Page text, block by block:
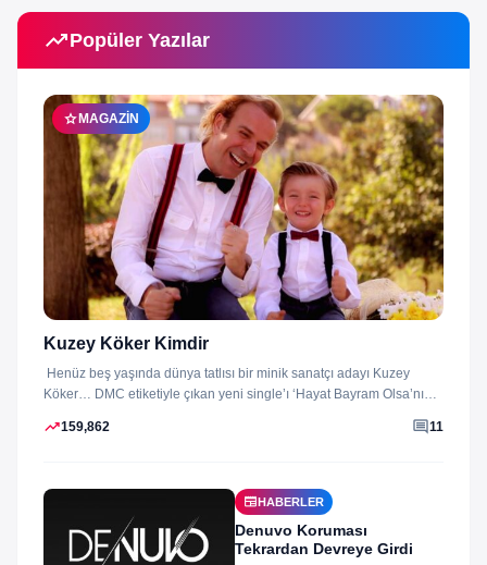
trending_upPopüler Yazılar
star MAGAZIN
Kuzey Köker Kimdir
Henüz beş yaşında dünya tatlısı bir minik sanatçı adayı Kuzey
Köker… DMC etiketiyle çıkan yeni single’ı ‘Hayat Bayram Olsa’nın
trending_up159,862 comment11
newspaperHABERLER
Denuvo Koruması
Tekrardan Devreye Girdi